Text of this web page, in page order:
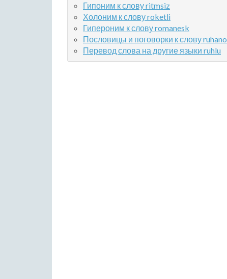
Гипоним к слову ritmsiz
Холоним к слову roketli
Гипероним к слову romanesk
Пословицы и поговорки к слову ruhano
Перевод слова на другие языки ruhlu